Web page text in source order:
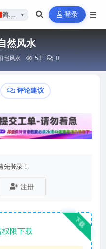
简体…▼ 登录
然风水
宅风水 53 0
评论建议
先登录！
注册
下载
限下载